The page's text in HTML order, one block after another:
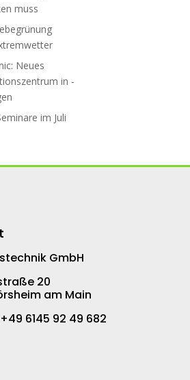
muss
Neues
in
im Juli
GmbH
20
am Main
6145 92 49 682